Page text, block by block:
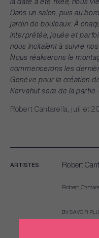
Dans un salon, puis au
jardin de bouleaux. À
interprétée, jouée et
nous incitaient à suivre nos
Nous réaliserons le
commencerons les
Genève pour la création
Kervahut sera de la partie.
Robert Cantarella, juillet
ARTISTES Robert
Robert
EN SAVOIR